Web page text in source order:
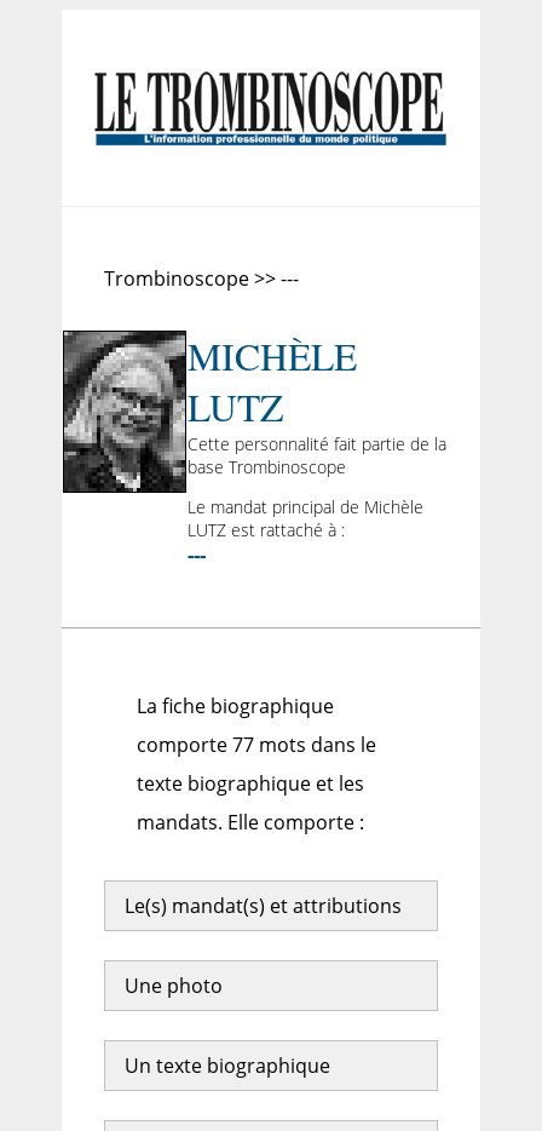
Trombinoscope >> ---
MICHÈLE
LUTZ
Cette personnalité fait partie de la
base Trombinoscope
Le mandat principal de Michèle
LUTZ est rattaché à :
---
La fiche biographique
comporte 77 mots dans le
texte biographique et les
mandats. Elle comporte :
Le(s) mandat(s) et attributions
Une photo
Un texte biographique